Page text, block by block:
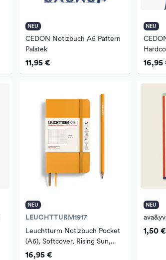
NEU
CEDON Notizbuch A5 Pattern
Palstek
11,95 €
NEU
16,95
NEU
LEUCHTTURM1917
Leuchtturm Notizbuch Pocket
(A6), Softcover, Rising Sun,
Dotted
16,95 €
NEU
1,50 €